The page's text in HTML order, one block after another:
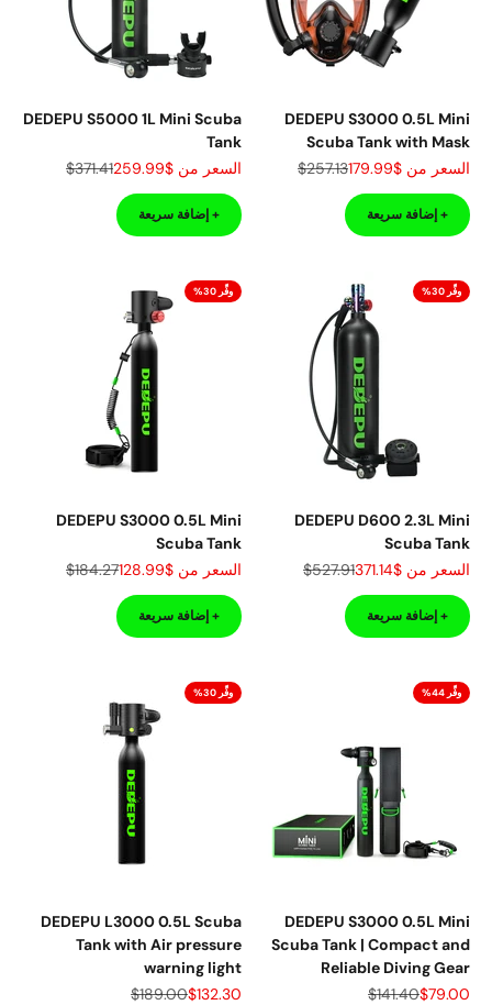
DEDEPU S3000 0.5L Mini
Scuba Tank with Mask
السعر بعد الخصم
السعر من $179.99 السعر قبل الخصم
$257.13
+ إضافة سريعة
DEDEPU S5000 1L Mini Scuba
Tank
السعر بعد الخصم
السعر من $259.99 السعر قبل الخصم
$371.41
+ إضافة سريعة
وفِّر 30%
DEDEPU D600 2.3L Mini
Scuba Tank
السعر بعد الخصم
السعر من $371.14 السعر قبل الخصم
$527.91
+ إضافة سريعة
وفِّر 30%
DEDEPU S3000 0.5L Mini
Scuba Tank
السعر بعد الخصم
السعر من $128.99 السعر قبل الخصم
$184.27
+ إضافة سريعة
وفِّر 44%
DEDEPU S3000 0.5L Mini
Scuba Tank | Compact and
Reliable Diving Gear
السعر بعد الخصم
$79.00السعر قبل الخصم
$141.40
وفِّر 30%
DEDEPU L3000 0.5L Scuba
Tank with Air pressure
warning light
السعر بعد الخصم
$132.30السعر قبل الخصم
$189.00